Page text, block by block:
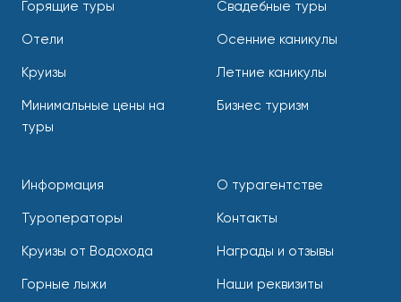
Горящие туры
Отели
Круизы
Минимальные цены на
туры
Свадебные туры
Осенние каникулы
Летние каникулы
Бизнес туризм
Информация
Туроператоры
Круизы от Водохода
Горные лыжи
О турагентстве
Контакты
Награды и отзывы
Наши реквизиты